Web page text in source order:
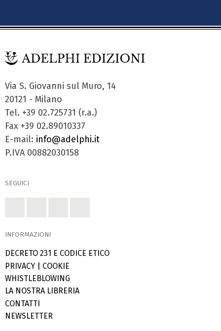
Via S. Giovanni sul Muro, 14
20121 - Milano
Tel. +39 02.725731 (r.a.)
Fax +39 02.89010337
E-mail: info@adelphi.it
P.IVA 00882030158
SEGUICI
INFORMAZIONI
DECRETO 231 E CODICE ETICO
PRIVACY
COOKIE
WHISTLEBLOWING
LA NOSTRA LIBRERIA
CONTATTI
NEWSLETTER